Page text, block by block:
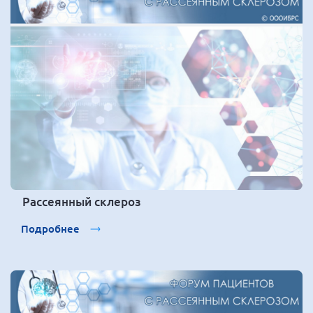
Рассеянный склероз
Подробнее